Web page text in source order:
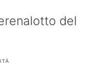
del